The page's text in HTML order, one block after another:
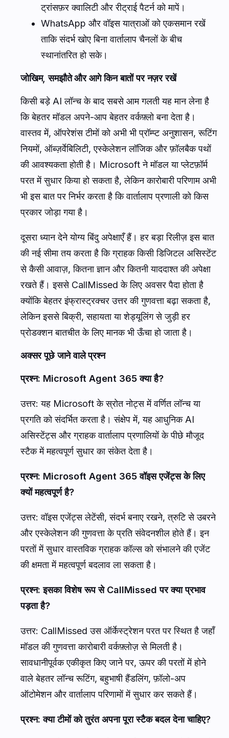
ट्रांसफ़र क्वालिटी और रीट्राई पैटर्न को मापें।
WhatsApp और वॉइस यात्राओं को एकसमान रखें
ताकि संदर्भ खोए बिना वार्तालाप चैनलों के बीच
स्थानांतरित हो सके।
जोखिम, समझौते और आगे किन बातों पर नज़र रखें
किसी बड़े AI लॉन्च के बाद सबसे आम गलती यह मान लेना है
कि बेहतर मॉडल अपने-आप बेहतर वर्कफ़्लो बना देता है।
वास्तव में, ऑपरेशंस टीमों को अभी भी प्रॉम्प्ट अनुशासन, रूटिंग
नियमों, ऑब्ज़र्वेबिलिटी, एस्केलेशन लॉजिक और फ़ॉलबैक पथों
की आवश्यकता होती है। Microsoft ने मॉडल या प्लेटफ़ॉर्म
परत में सुधार किया हो सकता है, लेकिन कारोबारी परिणाम अभी
भी इस बात पर निर्भर करता है कि वार्तालाप प्रणाली को किस
प्रकार जोड़ा गया है।
दूसरा ध्यान देने योग्य बिंदु अपेक्षाएँ हैं। हर बड़ा रिलीज़ इस बात
की नई सीमा तय करता है कि ग्राहक किसी डिजिटल असिस्टेंट
से कैसी आवाज़, कितना ज्ञान और कितनी याददाश्त की अपेक्षा
रखते हैं। इससे CallMissed के लिए अवसर पैदा होता है
क्योंकि बेहतर इंफ्रास्ट्रक्चर उत्तर की गुणवत्ता बढ़ा सकता है,
लेकिन इससे बिक्री, सहायता या शेड्यूलिंग से जुड़ी हर
प्रोडक्शन बातचीत के लिए मानक भी ऊँचा हो जाता है।
अक्सर पूछे जाने वाले प्रश्न
प्रश्न: Microsoft Agent 365 क्या है?
उत्तर: यह Microsoft के स्रोत नोट्स में वर्णित लॉन्च या
प्रगति को संदर्भित करता है। संक्षेप में, यह आधुनिक AI
असिस्टेंट्स और ग्राहक वार्तालाप प्रणालियों के पीछे मौजूद
स्टैक में महत्वपूर्ण सुधार का संकेत देता है।
प्रश्न: Microsoft Agent 365 वॉइस एजेंट्स के लिए
क्यों महत्वपूर्ण है?
उत्तर: वॉइस एजेंट्स लेटेंसी, संदर्भ बनाए रखने, त्रुटि से उबरने
और एस्केलेशन की गुणवत्ता के प्रति संवेदनशील होते हैं। इन
परतों में सुधार वास्तविक ग्राहक कॉल्स को संभालने की एजेंट
की क्षमता में महत्वपूर्ण बदलाव ला सकता है।
प्रश्न: इसका विशेष रूप से CallMissed पर क्या प्रभाव
पड़ता है?
उत्तर: CallMissed उस ऑर्केस्ट्रेशन परत पर स्थित है जहाँ
मॉडल की गुणवत्ता कारोबारी वर्कफ़्लोज़ से मिलती है।
सावधानीपूर्वक एकीकृत किए जाने पर, ऊपर की परतों में होने
वाले बेहतर लॉन्च रूटिंग, बहुभाषी हैंडलिंग, फ़ॉलो-अप
ऑटोमेशन और वार्तालाप परिणामों में सुधार कर सकते हैं।
प्रश्न: क्या टीमों को तुरंत अपना पूरा स्टैक बदल देना चाहिए?